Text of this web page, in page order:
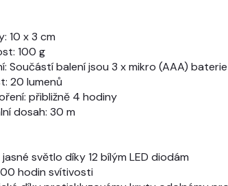
10 x 3 cm
100 g
Součástí balení jsou 3 x mikro (AAA) baterie
20 lumenů
přibližně 4 hodiny
dosah: 30 m
světlo díky 12 bílým LED diodám
hodin svítivosti